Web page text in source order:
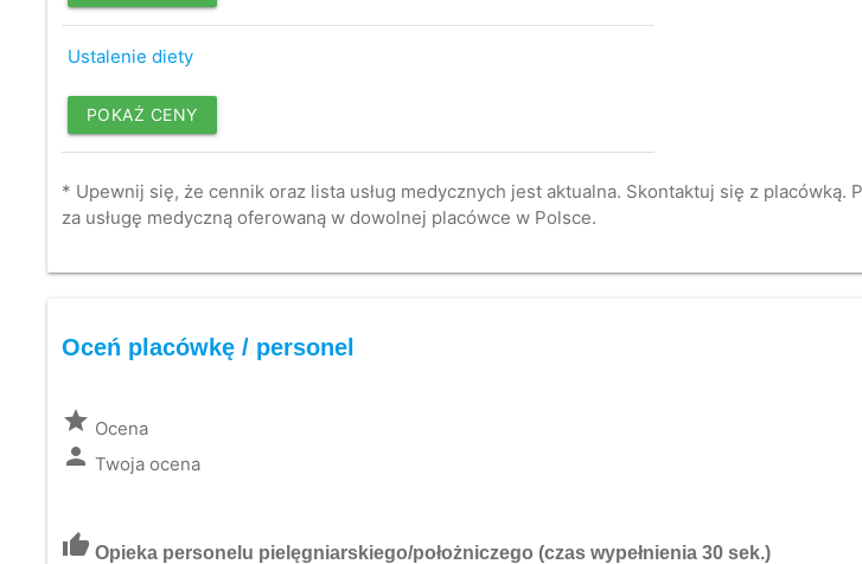
Ustalenie diety
POKAŻ CENY
* Upewnij się, że cennik oraz lista usług medycznych jest aktualna. Skontaktuj się z placówką.
za usługę medyczną oferowaną w dowolnej placówce w Polsce.
Oceń placówkę / personel
grade Ocena
person Twoja ocena
thumb_up Opieka personelu pielęgniarskiego/położniczego (czas wypełnienia 30 sek.)